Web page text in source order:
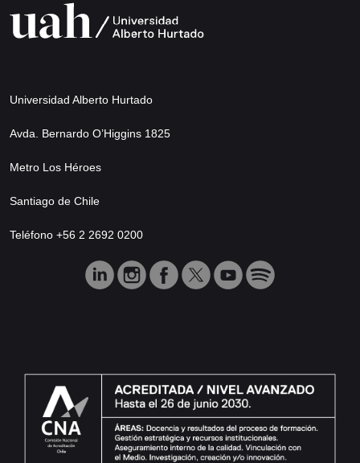
Universidad Alberto Hurtado
Avda. Bernardo O’Higgins 1825
Metro Los Héroes
Santiago de Chile
Teléfono +56 2 2692 0200